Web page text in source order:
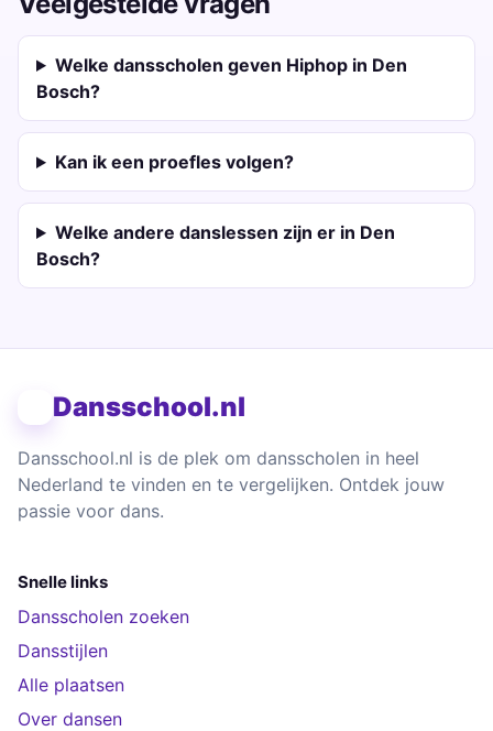
Welke dansscholen geven Hiphop in Den
Bosch?
Kan ik een proefles volgen?
Welke andere danslessen zijn er in Den
Bosch?
Dansschool.nl
Dansschool.nl is de plek om dansscholen in heel
Nederland te vinden en te vergelijken. Ontdek jouw
passie voor dans.
Snelle links
Dansscholen zoeken
Dansstijlen
Alle plaatsen
Over dansen